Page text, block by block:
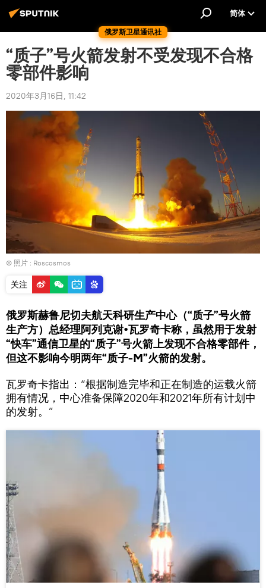
俄罗斯卫星通讯社
简体
“质子”号火箭发射不受发现不合格
零部件影响
2020年3月16日, 11:42
© 照片 : Roscosmos
关注
俄罗斯赫鲁尼切夫航天科研生产中心（“质子”号火箭
生产方）总经理阿列克谢•瓦罗奇卡称，虽然用于发射
“快车”通信卫星的“质子”号火箭上发现不合格零部件，
但这不影响今明两年“质子-M”火箭的发射。
瓦罗奇卡指出：“根据制造完毕和正在制造的运载火箭
拥有情况，中心准备保障2020年和2021年所有计划中
的发射。”